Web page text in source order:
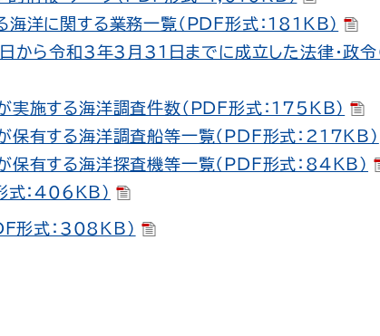
海洋に関する業務一覧（PDF形式：181KB）
から令和3年3月31日までに成立した法律・政令
実施する海洋調査件数（PDF形式：175KB）
保有する海洋調査船等一覧（PDF形式：217KB）
保有する海洋探査機等一覧（PDF形式：84KB）
式：406KB）
形式：308KB）